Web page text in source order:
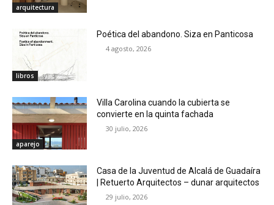
arquitectura
libros
Poética del abandono. Siza en Panticosa
4 agosto, 2026
aparejo
Villa Carolina cuando la cubierta se
convierte en la quinta fachada
30 julio, 2026
Casa de la Juventud de Alcalá de Guadaíra
| Retuerto Arquitectos – dunar arquitectos
29 julio, 2026